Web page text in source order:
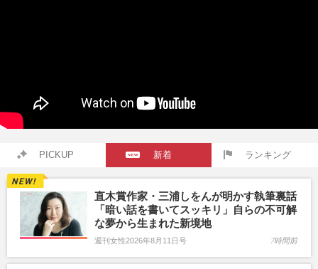
PICKUP 新着 ランキング
直木賞作家・三浦しをんが明かす執筆裏話
「暗い話を書いてスッキリ」自らの不可解
な夢から生まれた新境地
週刊女性2026年8月11日号 7時間前